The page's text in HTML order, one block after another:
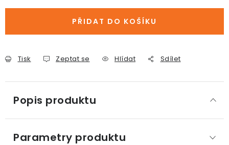
PŘIDAT DO KOŠÍKU
Tisk Zeptat se Hlídat Sdílet
Popis produktu
Parametry produktu